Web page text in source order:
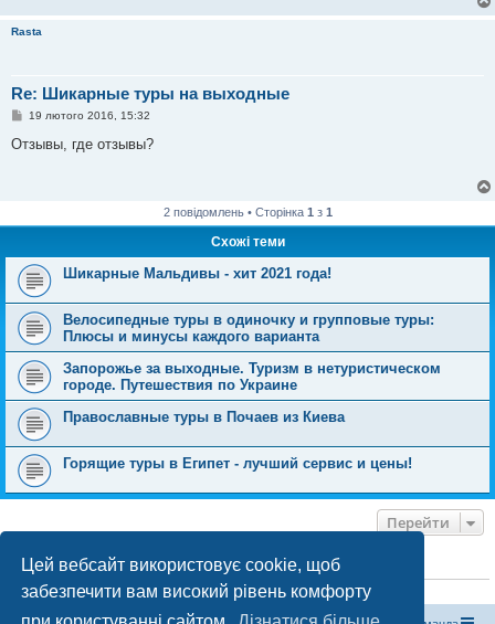
Цей вебсайт використовує cookie, щоб
забезпечити вам високий рівень комфорту
е
н
Rasta
Re: Шикарные туры на выходные
П
в
я
19 лютого 2016, 15:32
Отзывы, где отзывы?
2 повідомлень • Сторінка 1 з 1
Схожі теми
Шикарные Мальдивы - хит 2021 года!
Велосипедные туры в одиночку и групповые туры:
Плюсы и минусы каждого варианта
Запорожье за выходные. Туризм в нетуристическом
городе. Путешествия по Украине
Православные туры в Почаев из Киева
Горящие туры в Египет - лучший сервис и цены!
Перейти
ХТО ЗАРАЗ ОНЛАЙН
Зараз переглядають цей форум:ClaudeBot [бот ШІ]і 0 гостей